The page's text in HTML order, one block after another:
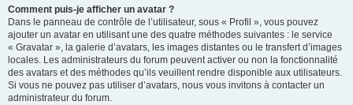
Comment puis-je afficher un avatar ?
Dans le panneau de contrôle de l’utilisateur, sous « Profil », vous pouvez
ajouter un avatar en utilisant une des quatre méthodes suivantes : le service
« Gravatar », la galerie d’avatars, les images distantes ou le transfert d’images
locales. Les administrateurs du forum peuvent activer ou non la fonctionnalité
des avatars et des méthodes qu’ils veuillent rendre disponible aux utilisateurs.
Si vous ne pouvez pas utiliser d’avatars, nous vous invitons à contacter un
administrateur du forum.